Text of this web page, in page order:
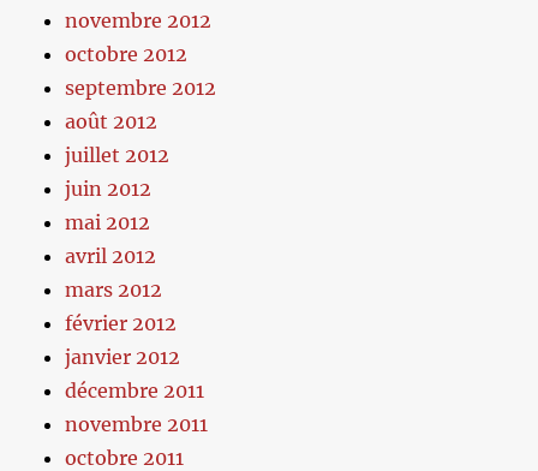
novembre 2012
octobre 2012
septembre 2012
août 2012
juillet 2012
juin 2012
mai 2012
avril 2012
mars 2012
février 2012
janvier 2012
décembre 2011
novembre 2011
octobre 2011